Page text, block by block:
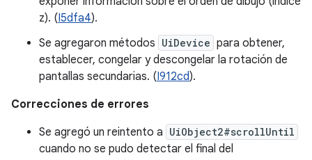
z). (I5dfa4).
Se agregaron métodos UiDevice para obtener,
establecer, congelar y descongelar la rotación de
pantallas secundarias. (I912cd).
Correcciones de errores
Se agregó un reintento a UiObject2#scrollUntil
cuando no se pudo detectar el final del